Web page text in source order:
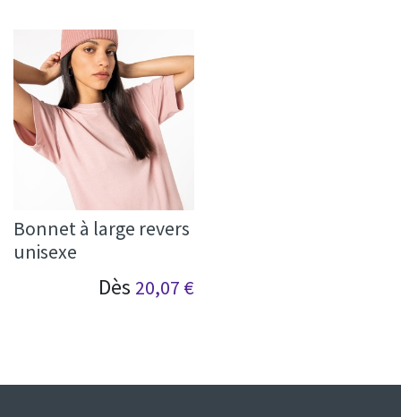
Bonnet à large revers
unisexe
Dès 20,07 €